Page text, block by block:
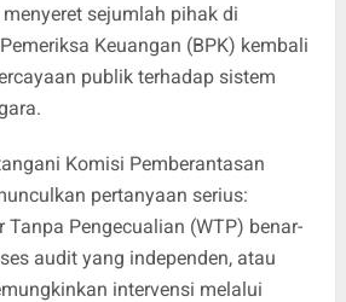
sejumlah pihak di
Keuangan (BPK) kembali
publik terhadap sistem
Komisi Pemberantasan
pertanyaan serius:
Tanpa Pengecualian (WTP) benar-
audit yang independen, atau
intervensi melalui